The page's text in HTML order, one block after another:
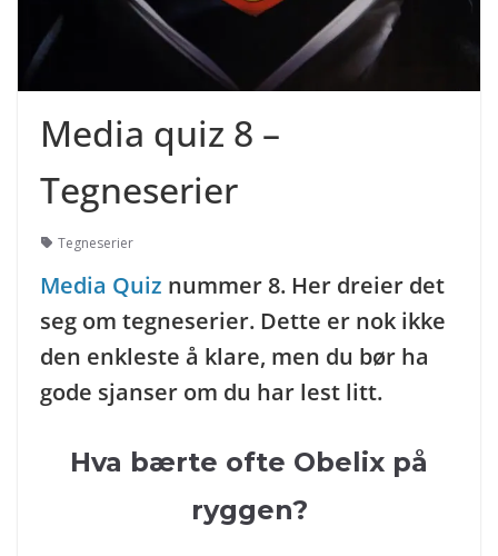
Media quiz 8 –
Tegneserier
Tegneserier
Media Quiz nummer 8. Her dreier det
seg om tegneserier. Dette er nok ikke
den enkleste å klare, men du bør ha
gode sjanser om du har lest litt.
Hva bærte ofte Obelix på
ryggen?